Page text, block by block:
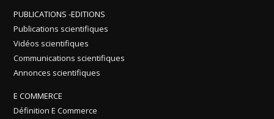
PUBLICATIONS -EDITIONS
Publications scientifiques
Vidéos scientifiques
Communications scientifiques
Annonces scientifiques
E COMMERCE
Définition E Commerce